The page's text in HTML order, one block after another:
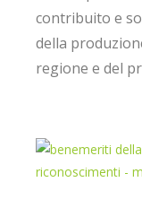
contribuito e
della
regione e del